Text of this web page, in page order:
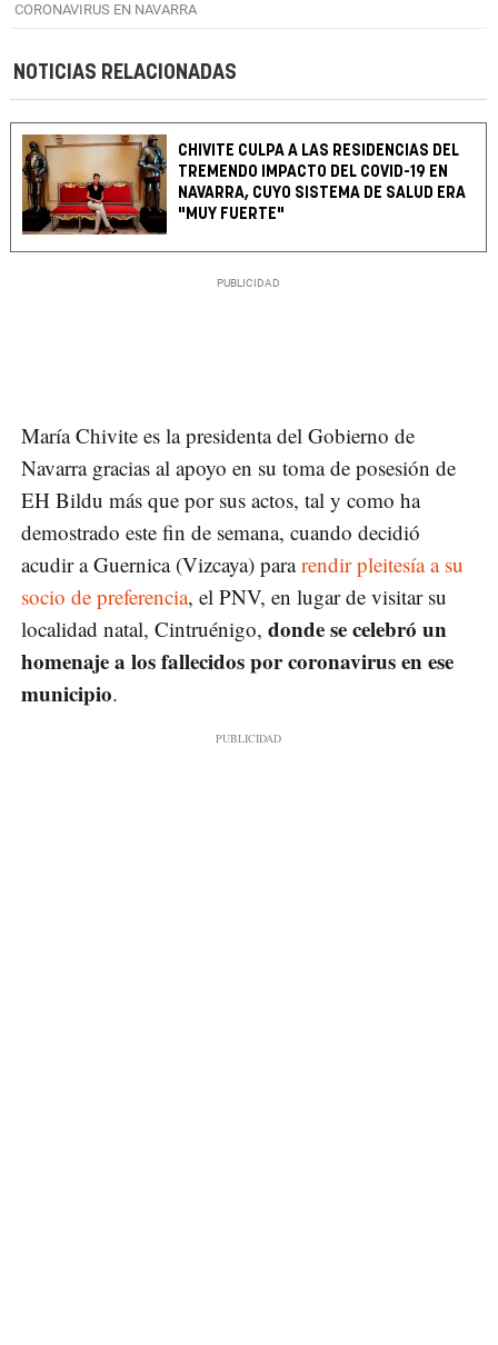
CORONAVIRUS EN NAVARRA
NOTICIAS RELACIONADAS
CHIVITE CULPA A LAS RESIDENCIAS DEL
TREMENDO IMPACTO DEL COVID-19 EN
NAVARRA, CUYO SISTEMA DE SALUD ERA
"MUY FUERTE"
María Chivite es la presidenta del Gobierno de
Navarra gracias al apoyo en su toma de posesión de
EH Bildu más que por sus actos, tal y como ha
demostrado este fin de semana, cuando decidió
acudir a Guernica (Vizcaya) pararendir pleitesía a su
socio de preferencia, el PNV, en lugar de visitar su
localidad natal, Cintruénigo, donde se celebró un
homenaje a los fallecidos por coronavirus en ese
municipio.